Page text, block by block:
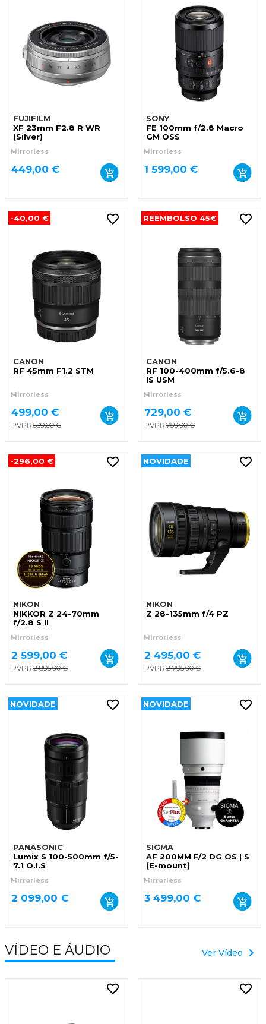
FUJIFILM
XF 23mm F2.8 R WR
(Silver)
Mirrorless
449,00 €
SONY
FE 100mm f/2.8 Macro
GM OSS
Mirrorless
1 599,00 €
-40,00 €
CANON
RF 45mm F1.2 STM
Mirrorless
499,00 €
PVPR 539,00 €
REEMBOLSO 45€
CANON
RF 100-400mm f/5.6-8
IS USM
Mirrorless
729,00 €
PVPR 759,00 €
-296,00 €
NIKON
NIKKOR Z 24-70mm
f/2.8 S II
Mirrorless
2 599,00 €
PVPR 2 895,00 €
NOVIDADE
NIKON
Z 28-135mm f/4 PZ
Mirrorless
2 495,00 €
PVPR 2 795,00 €
NOVIDADE
PANASONIC
Lumix S 100-500mm f/5-
7.1 O.I.S
Mirrorless
2 099,00 €
NOVIDADE
SIGMA
AF 200MM F/2 DG OS | S
(E-mount)
Mirrorless
3 499,00 €
VÍDEO E ÁUDIO Ver Vídeo